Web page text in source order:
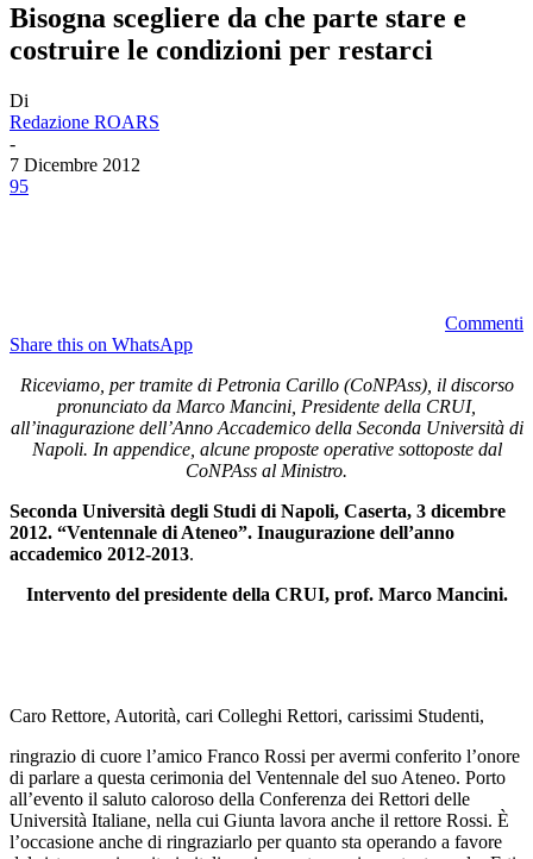
Bisogna scegliere da che parte stare e
costruire le condizioni per restarci
Di
Redazione ROARS
-
7 Dicembre 2012
95
Commenti
Share this on WhatsApp
Riceviamo, per tramite di Petronia Carillo (CoNPAss), il discorso
pronunciato da Marco Mancini, Presidente della CRUI,
all’inagurazione dell’Anno Accademico della Seconda Università di
Napoli. In appendice, alcune proposte operative sottoposte dal
CoNPAss al Ministro.
Seconda Università degli Studi di Napoli, Caserta, 3 dicembre
2012. “Ventennale di Ateneo”. Inaugurazione dell’anno
accademico 2012-2013.
Intervento del presidente della CRUI, prof. Marco Mancini.
Caro Rettore, Autorità, cari Colleghi Rettori, carissimi Studenti,
ringrazio di cuore l’amico Franco Rossi per avermi conferito l’onore
di parlare a questa cerimonia del Ventennale del suo Ateneo. Porto
all’evento il saluto caloroso della Conferenza dei Rettori delle
Università Italiane, nella cui Giunta lavora anche il rettore Rossi. È
l’occasione anche di ringraziarlo per quanto sta operando a favore